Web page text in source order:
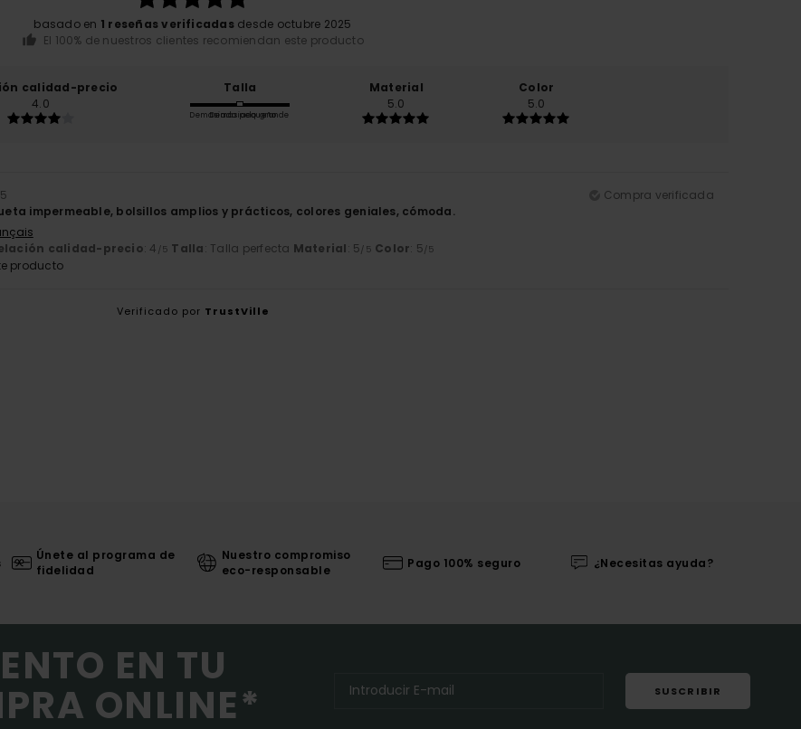
basado en 1 reseñas verificadas desde octubre 2025
El 100% de nuestros clientes recomiendan este producto
calidad-precio
4.0
Talla
Demasiado pequeño
Demasiado grande
Material
5.0
Color
5.0
Compra verificada
impermeable, bolsillos amplios y prácticos, colores geniales, cómoda.
calidad-precio: 4 /5 Talla: Talla perfecta Material: 5/5 Color: 5/5
producto
Verificado por TrustVille
Únete al programa de
fidelidad
Nuestro compromiso
eco-responsable
Pago 100% seguro ¿Necesitas ayuda?
EN TU
ONLINE* SUSCRIBIR